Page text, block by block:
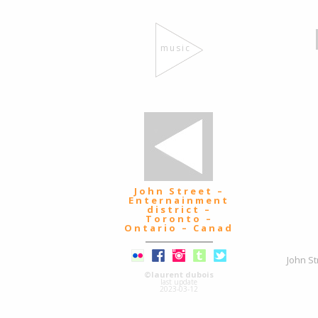
music
John Street –
Enternainment
district –
Toronto –
Ontario – Canad
©laurent dubois
last update
2023-03-12
John